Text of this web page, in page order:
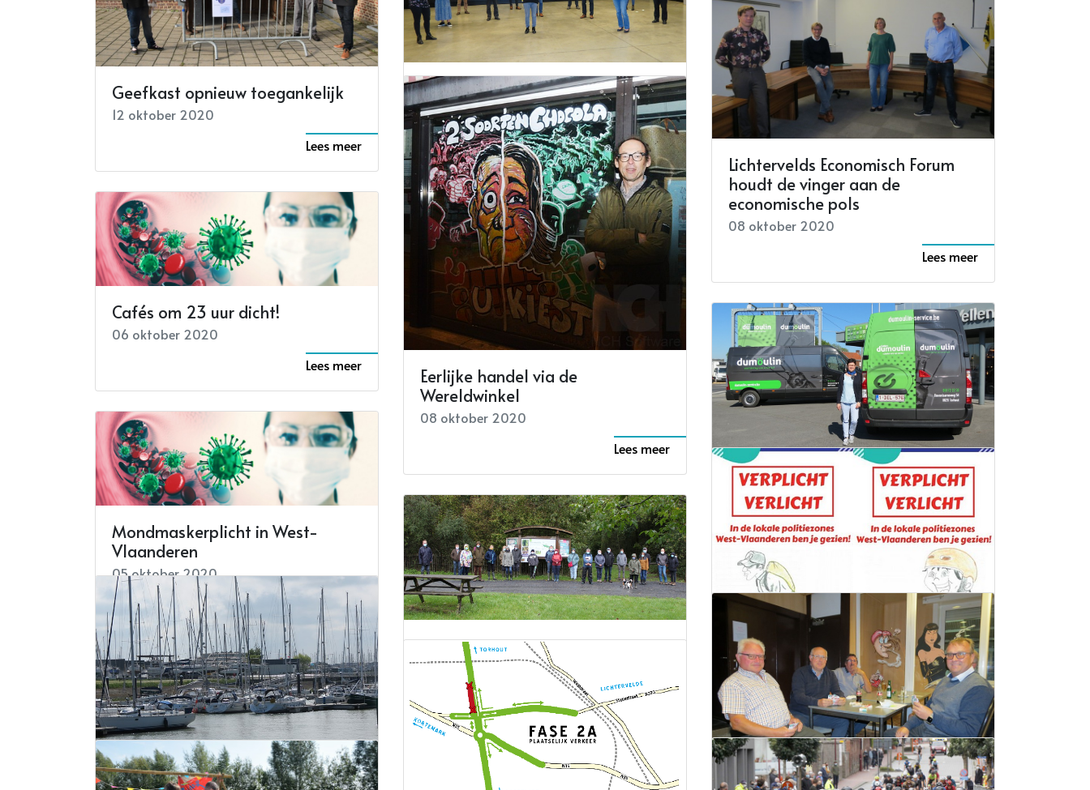
Geefkast opnieuw toegankelijk
12 oktober 2020
Lees meer
Trekking coronatombola
09 oktober 2020
Lees meer
Lichtervelds Economisch Forum
houdt de vinger aan de
economische pols
08 oktober 2020
Lees meer
Eerlijke handel via de
Wereldwinkel
08 oktober 2020
Lees meer
Cafés om 23 uur dicht!
06 oktober 2020
Lees meer
Dumoulin blijft bereikbaar
06 oktober 2020
Lees meer
Mondmaskerplicht in West-
Vlaanderen
05 oktober 2020
Lees meer
Verplicht verlicht
05 oktober 2020
Op stap door de Huwynsbossen
05 oktober 2020
Lees meer